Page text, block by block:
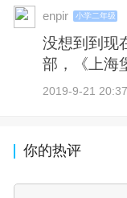
enpir 小学二年级
没想到到现
部，《上海
2019-9-21
你的热评